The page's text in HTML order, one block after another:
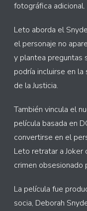
fotográfica adicional.
Leto aborda el
el personaje no
y plantea preguntas
podría incluirse en
de la Justicia.
También vincula el
película basada en
convertirse en el
Leto retratar a
crimen obsesionado
La película fue
socia, Deborah